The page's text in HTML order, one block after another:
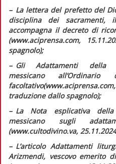
–La lettera del prefetto del
disciplina dei sacramenti,
accompagna il decreto di
(www.aciprensa.com,
spagnolo);
–GliAdattamenti della
messicano
facoltativo
traduzione dallo spagnolo);
–La Nota esplicativa della
messicano sugli
(www.cultodivino.va,
–L’articolo Adattamenti
Arizmendi, vescovo emerito